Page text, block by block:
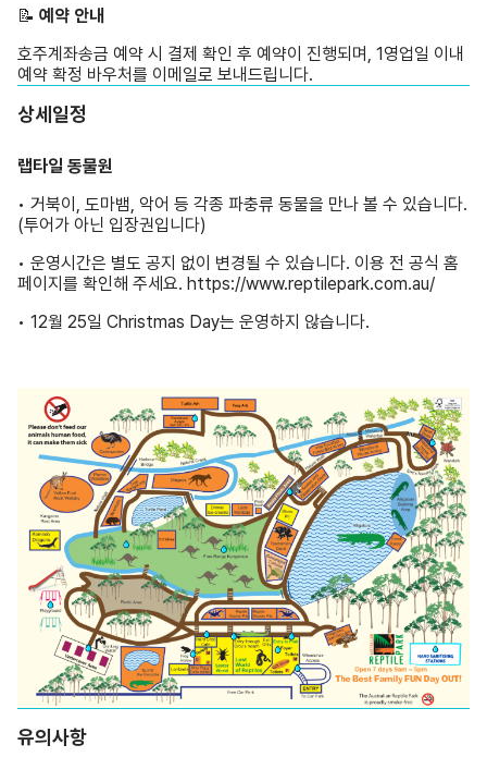
📝 ️ 예약 안내
호주계좌송금 예약 시 결제 확인 후 예약이 진행되며, 1영업일 이내
예약 확정 바우처를 이메일로 보내드립니다.
상세일정
랩타일 동물원
• 거북이, 도마뱀, 악어 등 각종 파충류 동물을 만나 볼 수 있습니다.
(투어가 아닌 입장권입니다)
• 운영시간은 별도 공지 없이 변경될 수 있습니다. 이용 전 공식 홈
페이지를 확인해 주세요. https://www.reptilepark.com.au/
• 12월 25일 Christmas Day는 운영하지 않습니다.
유의사항